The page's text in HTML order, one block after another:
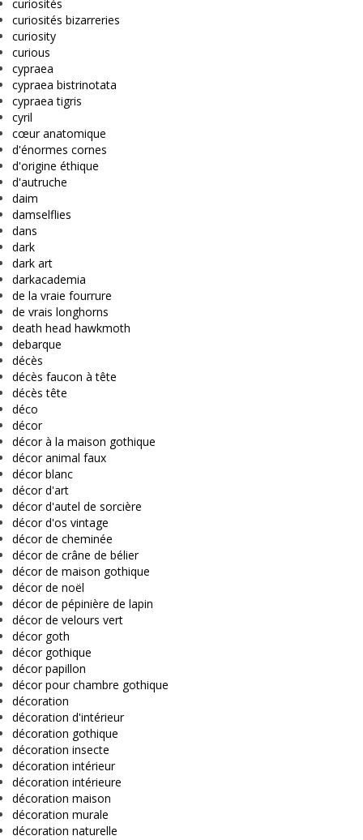
curiosités
curiosités bizarreries
curiosity
curious
cypraea
cypraea bistrinotata
cypraea tigris
cyril
cœur anatomique
d'énormes cornes
d'origine éthique
d'autruche
daim
damselflies
dans
dark
dark art
darkacademia
de la vraie fourrure
de vrais longhorns
death head hawkmoth
debarque
décès
décès faucon à tête
décès tête
déco
décor
décor à la maison gothique
décor animal faux
décor blanc
décor d'art
décor d'autel de sorcière
décor d'os vintage
décor de cheminée
décor de crâne de bélier
décor de maison gothique
décor de noël
décor de pépinière de lapin
décor de velours vert
décor goth
décor gothique
décor papillon
décor pour chambre gothique
décoration
décoration d'intérieur
décoration gothique
décoration insecte
décoration intérieur
décoration intérieure
décoration maison
décoration murale
décoration naturelle